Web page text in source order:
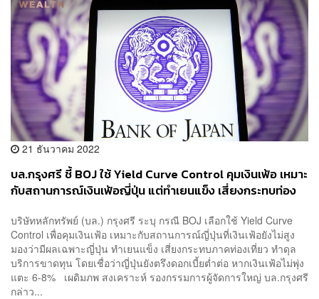
21 ธันวาคม 2022
บล.กรุงศรี ชี้ BOJ ใช้ Yield Curve Control คุมเงินเฟ้อ เหมาะ
กับสถานการณ์เงินเฟ้อญี่ปุ่น แต่ทำเยนแข็ง เสี่ยงกระทบท่อง
บริษัทหลักทรัพย์ (บล.) กรุงศรี ระบุ กรณี BOJ เลือกใช้ Yield Curve
Control เพื่อคุมเงินเฟ้อ เหมาะกับสถานการณ์ญี่ปุ่นที่เงินเฟ้อยังไม่สูง
มองว่ามีผลเฉพาะญี่ปุ่น ทำเยนแข็ง เสี่ยงกระทบภาคท่องเที่ยว ทำดุล
บริการขาดทุน โดยเชื่อว่าญี่ปุ่นยังตรึงดอกเบี้ยต่ำต่อ หากเงินเฟ้อไม่พุ่ง
แตะ 6-8% เผดิมภพ สงเคราะห์ รองกรรมการผู้จัดการใหญ่ บล.กรุงศรี
กล่าว...